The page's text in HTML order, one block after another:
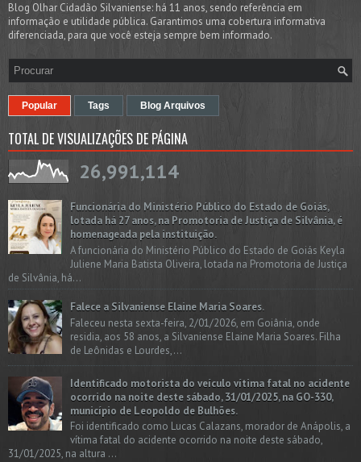
Blog Olhar Cidadão Silvaniense: há 11 anos, sendo referência em
informação e utilidade pública. Garantimos uma cobertura informativa
diferenciada, para que você esteja sempre bem informado.
Popular Tags Blog Arquivos
TOTAL DE VISUALIZAÇÕES DE PÁGINA
26,991,114
Funcionária do Ministério Público do Estado de Goiás,
lotada há 27 anos, na Promotoria de Justiça de Silvânia, é
homenageada pela instituição.
A funcionária do Ministério Público do Estado de Goiás Keyla
Juliene Maria Batista Oliveira, lotada na Promotoria de Justiça
de Silvânia, há...
Falece a Silvaniense Elaine Maria Soares.
Faleceu nesta sexta-feira, 2/01/2026, em Goiânia, onde
residia, aos 58 anos, a Silvaniense Elaine Maria Soares. Filha
de Leônidas e Lourdes,...
Identificado motorista do veículo vítima fatal no acidente
ocorrido na noite deste sábado, 31/01/2025, na GO-330,
município de Leopoldo de Bulhões.
Foi identificado como Lucas Calazans, morador de Anápolis, a
vítima fatal do acidente ocorrido na noite deste sábado,
31/01/2025, na altura ...